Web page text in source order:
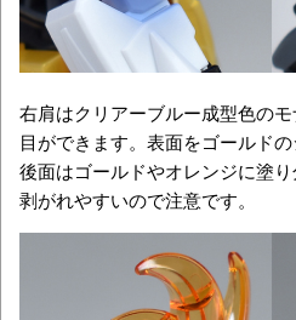
右肩はクリアーブルー成型色の
目ができます。表面をゴールドの
後面はゴールドやオレンジに塗
剥がれやすいので注意です。